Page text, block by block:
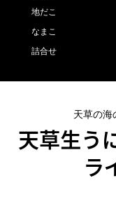
地だこ
なまこ
詰合せ
天草の海
天草生う
ラ